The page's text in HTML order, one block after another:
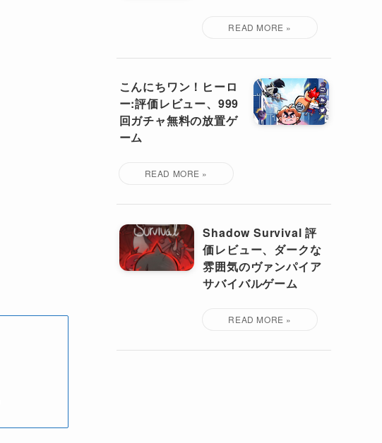
こんにちワン！ヒーロ
ー:評価レビュー、999
回ガチャ無料の放置ゲ
ーム
Shadow Survival 評
価レビュー、ダークな
雰囲気のヴァンパイア
サバイバルゲーム